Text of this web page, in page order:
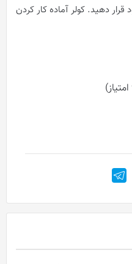
دهید. کولر آماده کار کردن